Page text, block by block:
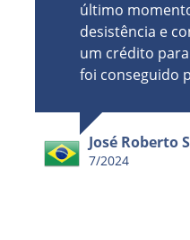
Caroline
7/2024